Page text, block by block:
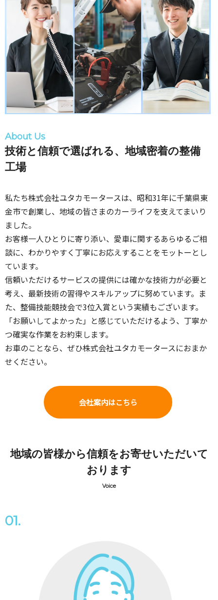
About Us
技術と信頼で選ばれる、地域密着の整備
工場
私たち株式会社ユタカモータースは、昭和31年に千葉県東
金市で創業し、地域の皆さまのカーライフを支えてまいり
ました。
お客様一人ひとりに寄り添い、愛車に関するあらゆるご相
談に、わかりやすく丁寧にお応えすることをモットーとし
ています。
信頼いただけるサービスの提供には確かな技術力が必要と
考え、最新技術の習得やスキルアップに努めています。ま
た、整備技能競技会で3位入賞という実績もございます。
「お願いしてよかった」と感じていただけるよう、丁寧か
つ確実な作業をお約束します。
お車のことなら、ぜひ株式会社ユタカモータースにおまか
せください。
会社案内はこちら
地域の皆様から信頼をお寄せいただいて
おります
Voice
01.